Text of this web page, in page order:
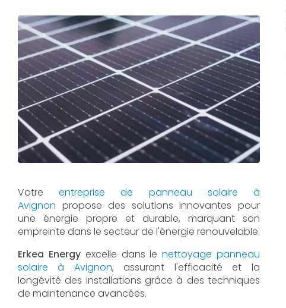
Votreentreprise de panneau solaire à
Avignon propose des solutions innovantes pour
une énergie propre et durable, marquant son
empreinte dans le secteur de l'énergie renouvelable.
Erkea Energyexcelle dans lenettoyage panneau
solaire à Avignon, assurant l'efficacité et la
longévité des installations grâce à des techniques
de maintenance avancées.